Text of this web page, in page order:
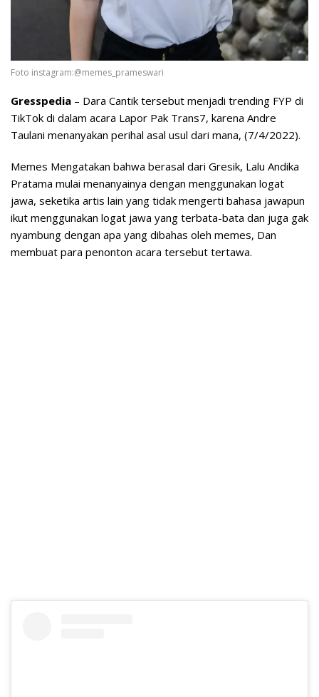
Foto instagram:@memes_prameswari
Gresspedia – Dara Cantik tersebut menjadi trending FYP di
TikTok di dalam acara Lapor Pak Trans7, karena Andre
Taulani menanyakan perihal asal usul dari mana, (7/4/2022).
Memes Mengatakan bahwa berasal dari Gresik, Lalu Andika
Pratama mulai menanyainya dengan menggunakan logat
jawa, seketika artis lain yang tidak mengerti bahasa jawapun
ikut menggunakan logat jawa yang terbata-bata dan juga gak
nyambung dengan apa yang dibahas oleh memes, Dan
membuat para penonton acara tersebut tertawa.